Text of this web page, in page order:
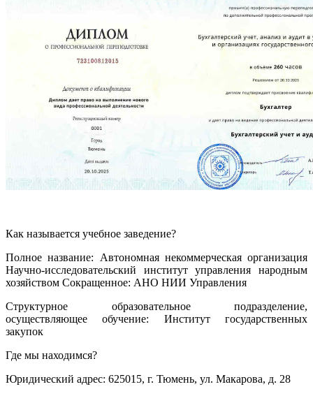
Как называется учебное заведение?
Полное название: Автономная некоммерческая организация
Научно-исследовательский институт управления народным
хозяйством Сокращенное: АНО НИИ Управления
Структурное образовательное подразделение,
осуществляющее обучение: Институт государственных
закупок
Где мы находимся?
Юридический адрес: 625015, г. Тюмень, ул. Макарова, д. 28